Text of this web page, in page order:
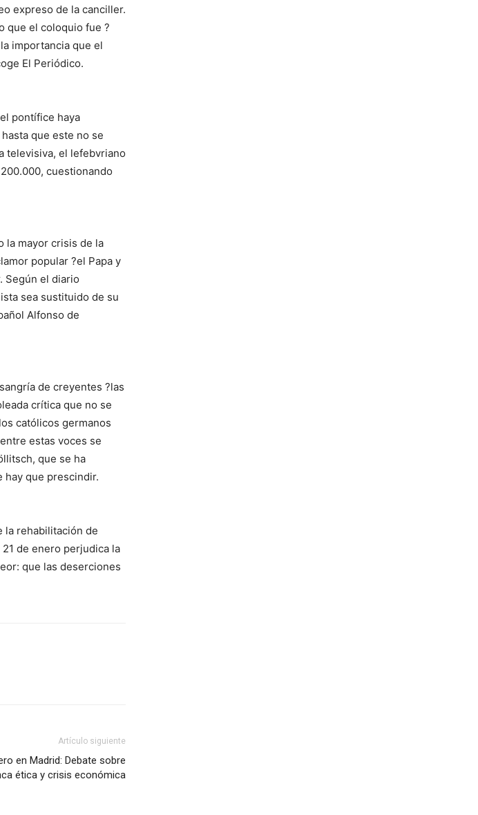
expreso de la canciller.
que el coloquio fue ?
importancia que el
El Periódico.
pontífice haya
que este no se
televisiva, el lefebvriano
cuestionando
la mayor crisis de la
popular ?el Papa y
Según el diario
sea sustituido de su
Alfonso de
de creyentes ?las
crítica que no se
católicos germanos
estas voces se
que se ha
hay que prescindir.
la rehabilitación de
de enero perjudica la
que las deserciones
Artículo siguiente
en Madrid: Debate sobre
ética y crisis económica